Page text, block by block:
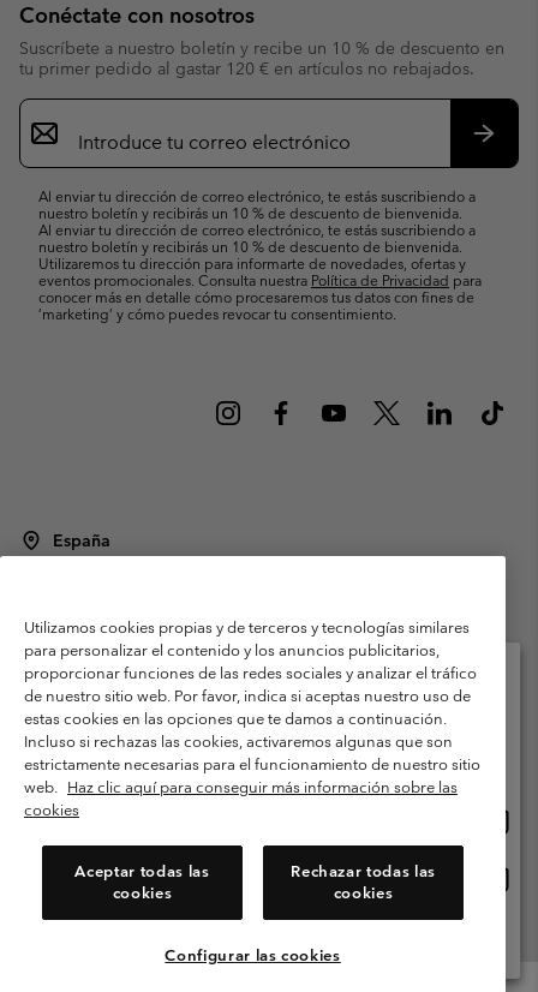
Conéctate con nosotros
Suscríbete a nuestro boletín y recibe un 10 % de descuento en
tu primer pedido al gastar 120 € en artículos no rebajados.
Suscripción
de
correo
Al enviar tu dirección de correo electrónico, te estás suscribiendo a
nuestro boletín y recibirás un 10 % de descuento de bienvenida.
Al enviar tu dirección de correo electrónico, te estás suscribiendo a
nuestro boletín y recibirás un 10 % de descuento de bienvenida.
Utilizaremos tu dirección para informarte de novedades, ofertas y
eventos promocionales. Consulta nuestra Política de Privacidad para
conocer más en detalle cómo procesaremos tus datos con fines de
’marketing’ y cómo puedes revocar tu consentimiento.
España
Condiciones de uso
Terminos de Venta
Garantía
Política de Privacidad
Términos y condiciones del programa de miembros
Términos De Uso Del Contenido Generado Por Los Usuarios
Impressum
Cookies Public CBCR
Servicio al cliente: Lu. - Vi. de 9:00 a 13:00 y de 14:00 a 18:00
Utilizamos cookies propias y de terceros y tecnologías similares
para personalizar el contenido y los anuncios publicitarios,
proporcionar funciones de las redes sociales y analizar el tráfico
de nuestro sitio web. Por favor, indica si aceptas nuestro uso de
estas cookies en las opciones que te damos a continuación.
Incluso si rechazas las cookies, activaremos algunas que son
estrictamente necesarias para el funcionamiento de nuestro sitio
web. Haz clic aquí para conseguir más información sobre las
cookies
Aceptar todas las
cookies
Rechazar todas las
cookies
Configurar las cookies
Selecciona tu país e idioma envío
Compras en línea disponibles
línea
España
Ver Todos Los Países